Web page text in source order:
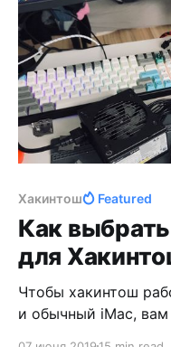
Хакинтош Featured
Как
для
Чтобы хакинтош
и обычный iMac,